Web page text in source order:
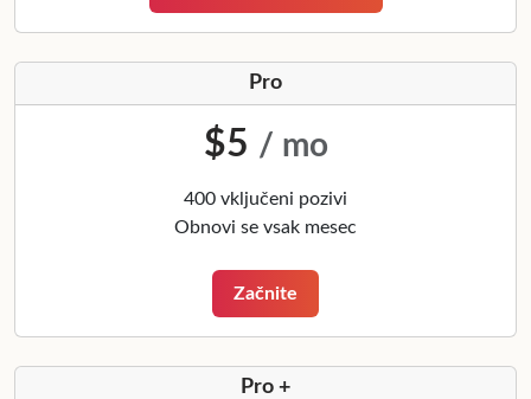
Pro
$5 / mo
400 vključeni pozivi
Obnovi se vsak mesec
Začnite
Pro +